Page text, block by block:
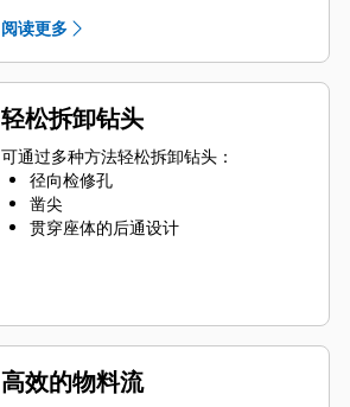
钻齿旋转以实现均匀的钻头磨损
刀座可用于安装 20 mm、22 mm 和
25 mm 齿杆尺寸的刀头，满足不同应
用需求
阅读更多
轻松拆卸钻头
可通过多种方法轻松拆卸钻头：
径向检修孔
凿尖
贯穿座体的后通设计
高效的物料流